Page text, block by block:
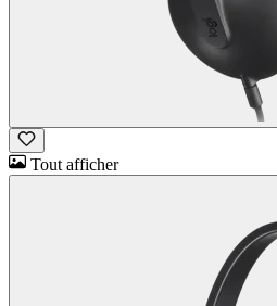
Tout afficher